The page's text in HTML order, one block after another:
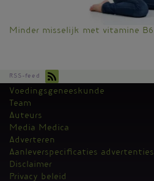
Minder misselijk met vitamine B6
RSS-feed
Kantoormenu
Voedingsgeneeskunde
Team
Auteurs
Media Medica
Adverteren
Aanleverspecificaties advertenties
Disclaimer
Privacy beleid